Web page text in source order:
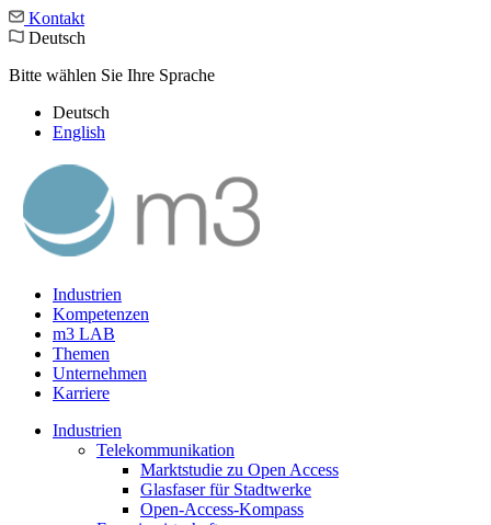
Kontakt
Deutsch
Bitte wählen Sie Ihre Sprache
Deutsch
English
Industrien
Kompetenzen
m3 LAB
Themen
Unternehmen
Karriere
Industrien
Telekommunikation
Marktstudie zu Open Access
Glasfaser für Stadtwerke
Open-Access-Kompass